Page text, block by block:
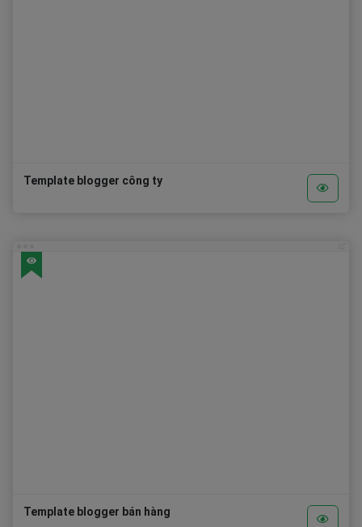
Template blogger công ty
Template blogger bán hàng